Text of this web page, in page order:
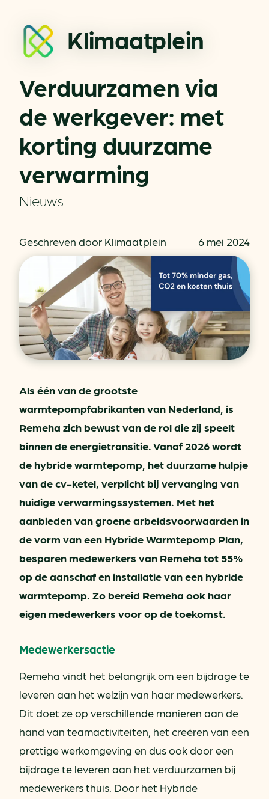
Klimaatplein
Verduurzamen via
de werkgever: met
korting duurzame
verwarming
Nieuws
Geschreven door Klimaatplein 6 mei 2024
Als één van de grootste
warmtepompfabrikanten van Nederland, is
Remeha zich bewust van de rol die zij speelt
binnen de energietransitie. Vanaf 2026 wordt
de hybride warmtepomp, het duurzame hulpje
van de cv-ketel, verplicht bij vervanging van
huidige verwarmingssystemen. Met het
aanbieden van groene arbeidsvoorwaarden in
de vorm van een Hybride Warmtepomp Plan,
besparen medewerkers van Remeha tot 55%
op de aanschaf en installatie van een hybride
warmtepomp. Zo bereid Remeha ook haar
eigen medewerkers voor op de toekomst.
Medewerkersactie
Remeha vindt het belangrijk om een bijdrage te
leveren aan het welzijn van haar medewerkers.
Dit doet ze op verschillende manieren aan de
hand van teamactiviteiten, het creëren van een
prettige werkomgeving en dus ook door een
bijdrage te leveren aan het verduurzamen bij
medewerkers thuis. Door het Hybride